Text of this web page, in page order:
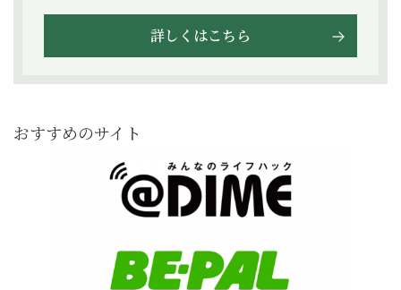
詳しくはこちら
おすすめのサイト